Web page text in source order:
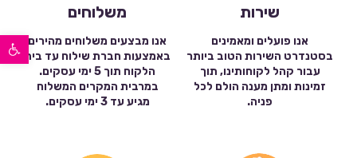
פתח סרגל נגישות
שירות
אנו פועלים ומאמינים
בסטנדרט השירות הטוב ביותר
עבור קהל לקוחותינו, תוך
זמינות ומתן מענה הולם לכל
פניה.
משלוחים
אנו מבצעים משלוחים מהירים
באמצעות חברת שילוח עד בית
הלקוח תוך 5 ימי עסקים.
במרבית המקרים המשלוח
מגיע עד 3 ימי עסקים.